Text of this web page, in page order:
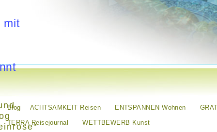
mit
Blog ACHTSAMKEIT Reisen ENTSPANNEN Wohnen
TERRA Reisejournal WETTBEWERB Kunst